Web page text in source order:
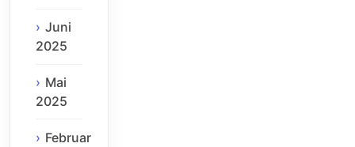
Juni
2025
Mai
2025
Februar